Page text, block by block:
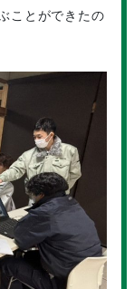
ことができたの